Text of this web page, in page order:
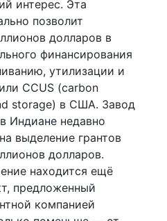
интерес. Эта
позволит
долларов в
финансирования
утилизации и
CCUS (carbon
storage) в США. Завод
Индиане недавно
выделение грантов
долларов.
находится ещё
предложенный
компанией